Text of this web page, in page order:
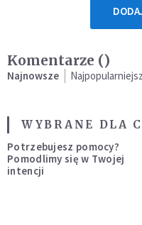
Komentarze ()
Najnowsze
WYBRANE DLA
Potrzebujesz pomocy?
Pomodlimy się w Twojej
intencji